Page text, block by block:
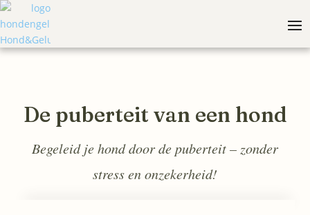
De puberteit van een hond
Begeleid je hond door de puberteit – zonder
stress en onzekerheid!